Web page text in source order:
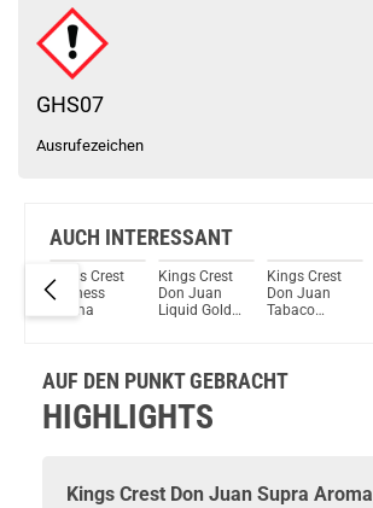
GHS07
Ausrufezeichen
AUCH INTERESSANT
Kings Crest
Duchess
Aroma
Kings Crest
Don Juan
Liquid Gold
Kings Crest
Don Juan
Tabaco
AUF DEN PUNKT GEBRACHT
HIGHLIGHTS
Kings Crest Don Juan Supra Aroma